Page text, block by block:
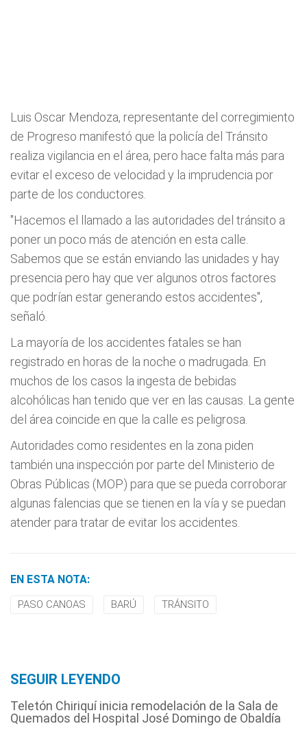
Luis Oscar Mendoza, representante del corregimiento
de Progreso manifestó que la policía del Tránsito
realiza vigilancia en el área, pero hace falta más para
evitar el exceso de velocidad y la imprudencia por
parte de los conductores.
"Hacemos el llamado a las autoridades del tránsito a
poner un poco más de atención en esta calle.
Sabemos que se están enviando las unidades y hay
presencia pero hay que ver algunos otros factores
que podrían estar generando estos accidentes",
señaló.
La mayoría de los accidentes fatales se han
registrado en horas de la noche o madrugada. En
muchos de los casos la ingesta de bebidas
alcohólicas han tenido que ver en las causas. La gente
del área coincide en que la calle es peligrosa.
Autoridades como residentes en la zona piden
también una inspección por parte del Ministerio de
Obras Públicas (MOP) para que se pueda corroborar
algunas falencias que se tienen en la vía y se puedan
atender para tratar de evitar los accidentes.
EN ESTA NOTA:
PASO CANOAS BARÚ TRÁNSITO
SEGUIR LEYENDO
Teletón Chiriquí inicia remodelación de la Sala de
Quemados del Hospital José Domingo de Obaldía